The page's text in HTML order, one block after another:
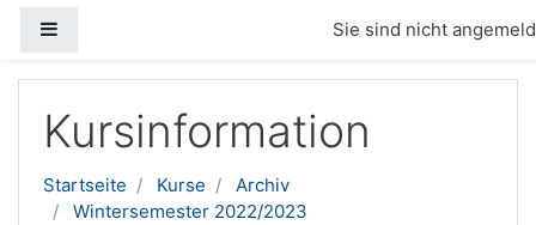
Sie sind nicht
Kursinformation
Startseite Kurse
Archiv
Wintersemester 2022/2023